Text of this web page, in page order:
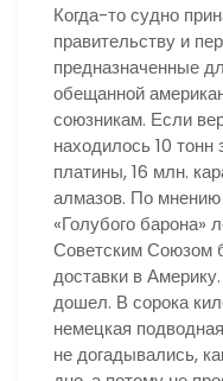
Когда-то судно
правительству и
предназначенные
обещанной
союзникам. Если
находилось 10
платины, 16 млн.
алмазов. По мнению
«Голубого барона»
Советским Союзом
доставки в
дошел. В сорока
немецкая
не догадывались,